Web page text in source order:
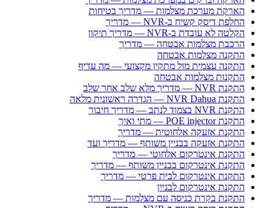
הארקת מערכת מצלמות — מדריך בטיחות
החלפת דיסק קשיח ב-NVR — מדריך
הקלטה לא עובדת ב-NVR — מדריך תיקון
הרכבת מצלמות אבטחה — מדריך
התקנה מצלמות אבטחה
התקנה עצמית מול מתקין מקצועי — מה עדיף
התקנות מצלמות אבטחה
התקנת NVR — מדריך מלא שלב אחר שלב
התקנת NVR Dahua — הגדרה ראשונית מלאה
התקנת NVR בצמוד לנתב — מדריך חיבור
התקנת POE injector — מתי ואיך
התקנת אזעקה אלחוטית — מדריך
התקנת אזעקה בבניין משותף — מדריך ועד
התקנת אינטרקום אלחוטי — מדריך
התקנת אינטרקום בבניין משותף — מדריך
התקנת אינטרקום לבית פרטי — מדריך
התקנת אינטרקום לבניין
התקנת בקרת כניסה עם מצלמות — מדריך